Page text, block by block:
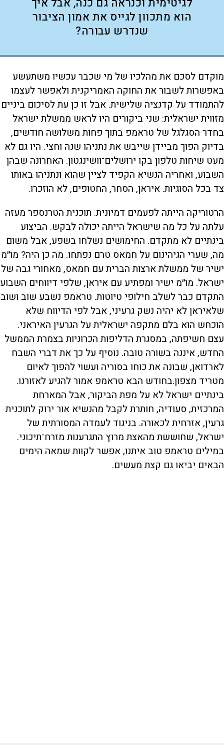
הוא מתכוון לגייס את אמון הציבור
שנדרש עבורה?
מוקדם לסכם את מהלכיו של מי שכבר עכשיו משתעשע
באפשרות לשבור את החוקה האמריקנית ולאפשר לעצמו
להתמודד על קדנציה שלישית. אבל זו כן עת לסיכום ביניים
מזווית ישראלית: שני ביקורים היו לראש ממשלת ישראל
בחדר הסגלגל של טראמפ בתוך פחות משלושה חודשים,
בדיוק הפוך מביידן שייבש את נתניהו שנה וחצי. היו גם לא
מעט שיחות טלפון בקו ירושלים־וושינגטון. האחרונה שבהן
השבוע, ואחריה הנשיא הקפיד לציין שהוא ונתניהו באותו
צד בכל הסוגיות. איראן, הסחר, החטופים, לא הוזכרו.
הרטוריקה הייתה לפעמים דמיונית. תוכנית הטרנספר מעזה
עלתה על כל מה שישראל הייתה יכולה לבקש. הביצוע
בינתיים לא מתקדם. החימושים נשלחו בשפע, אבל משום
מה, שערי הגיהינום על חמאס טרם נפתחו. מה כן היה? מו״מ
ישיר של ממשלת ארצות הברית עם חמאס, מאחורי גבה של
ישראל. מו״מ ישיר ומפתיע עם איראן, שלפי דיווחים השבוע
התקדם כבר לשלב חילופי טיוטות. טראמפ נשבע שוב ושוב
שלאיראן לא יהיה נשק גרעיני, אבל לפי הדיווח שלא
הוכחש הוא בלם מתקפה ישראלית על הגרעין האיראני.
עצם חשיפתה, במסגרת הדליפות הכרוניות בצמרת הממשל
החדש, איננה בשורה טובה. נוסיף על כך את דברי השבח
לארדואן, שבונה את כוחו בסוריה ועשוי להפוך לאיום
מטריד מצפון.בחודש הבא טראמפ אמור להגיע לאזורנו.
בינתיים ישראל לא על מפת הביקור, אבל המארחת
המרכזית, סעודיה, חותרת לקבל מהנשיא אור ירוק לתוכנית
גרעין, אזרחית לכאורה. בניגוד לעמדה המסורתית של
ישראל, שחוששת מהאצת מרוץ התגרענות מזרח־תיכוני.
במילים טראמפ טוב איתנו, אפשר לקוות שמאה הימים
הבאים יביאו גם קצת מעשים.